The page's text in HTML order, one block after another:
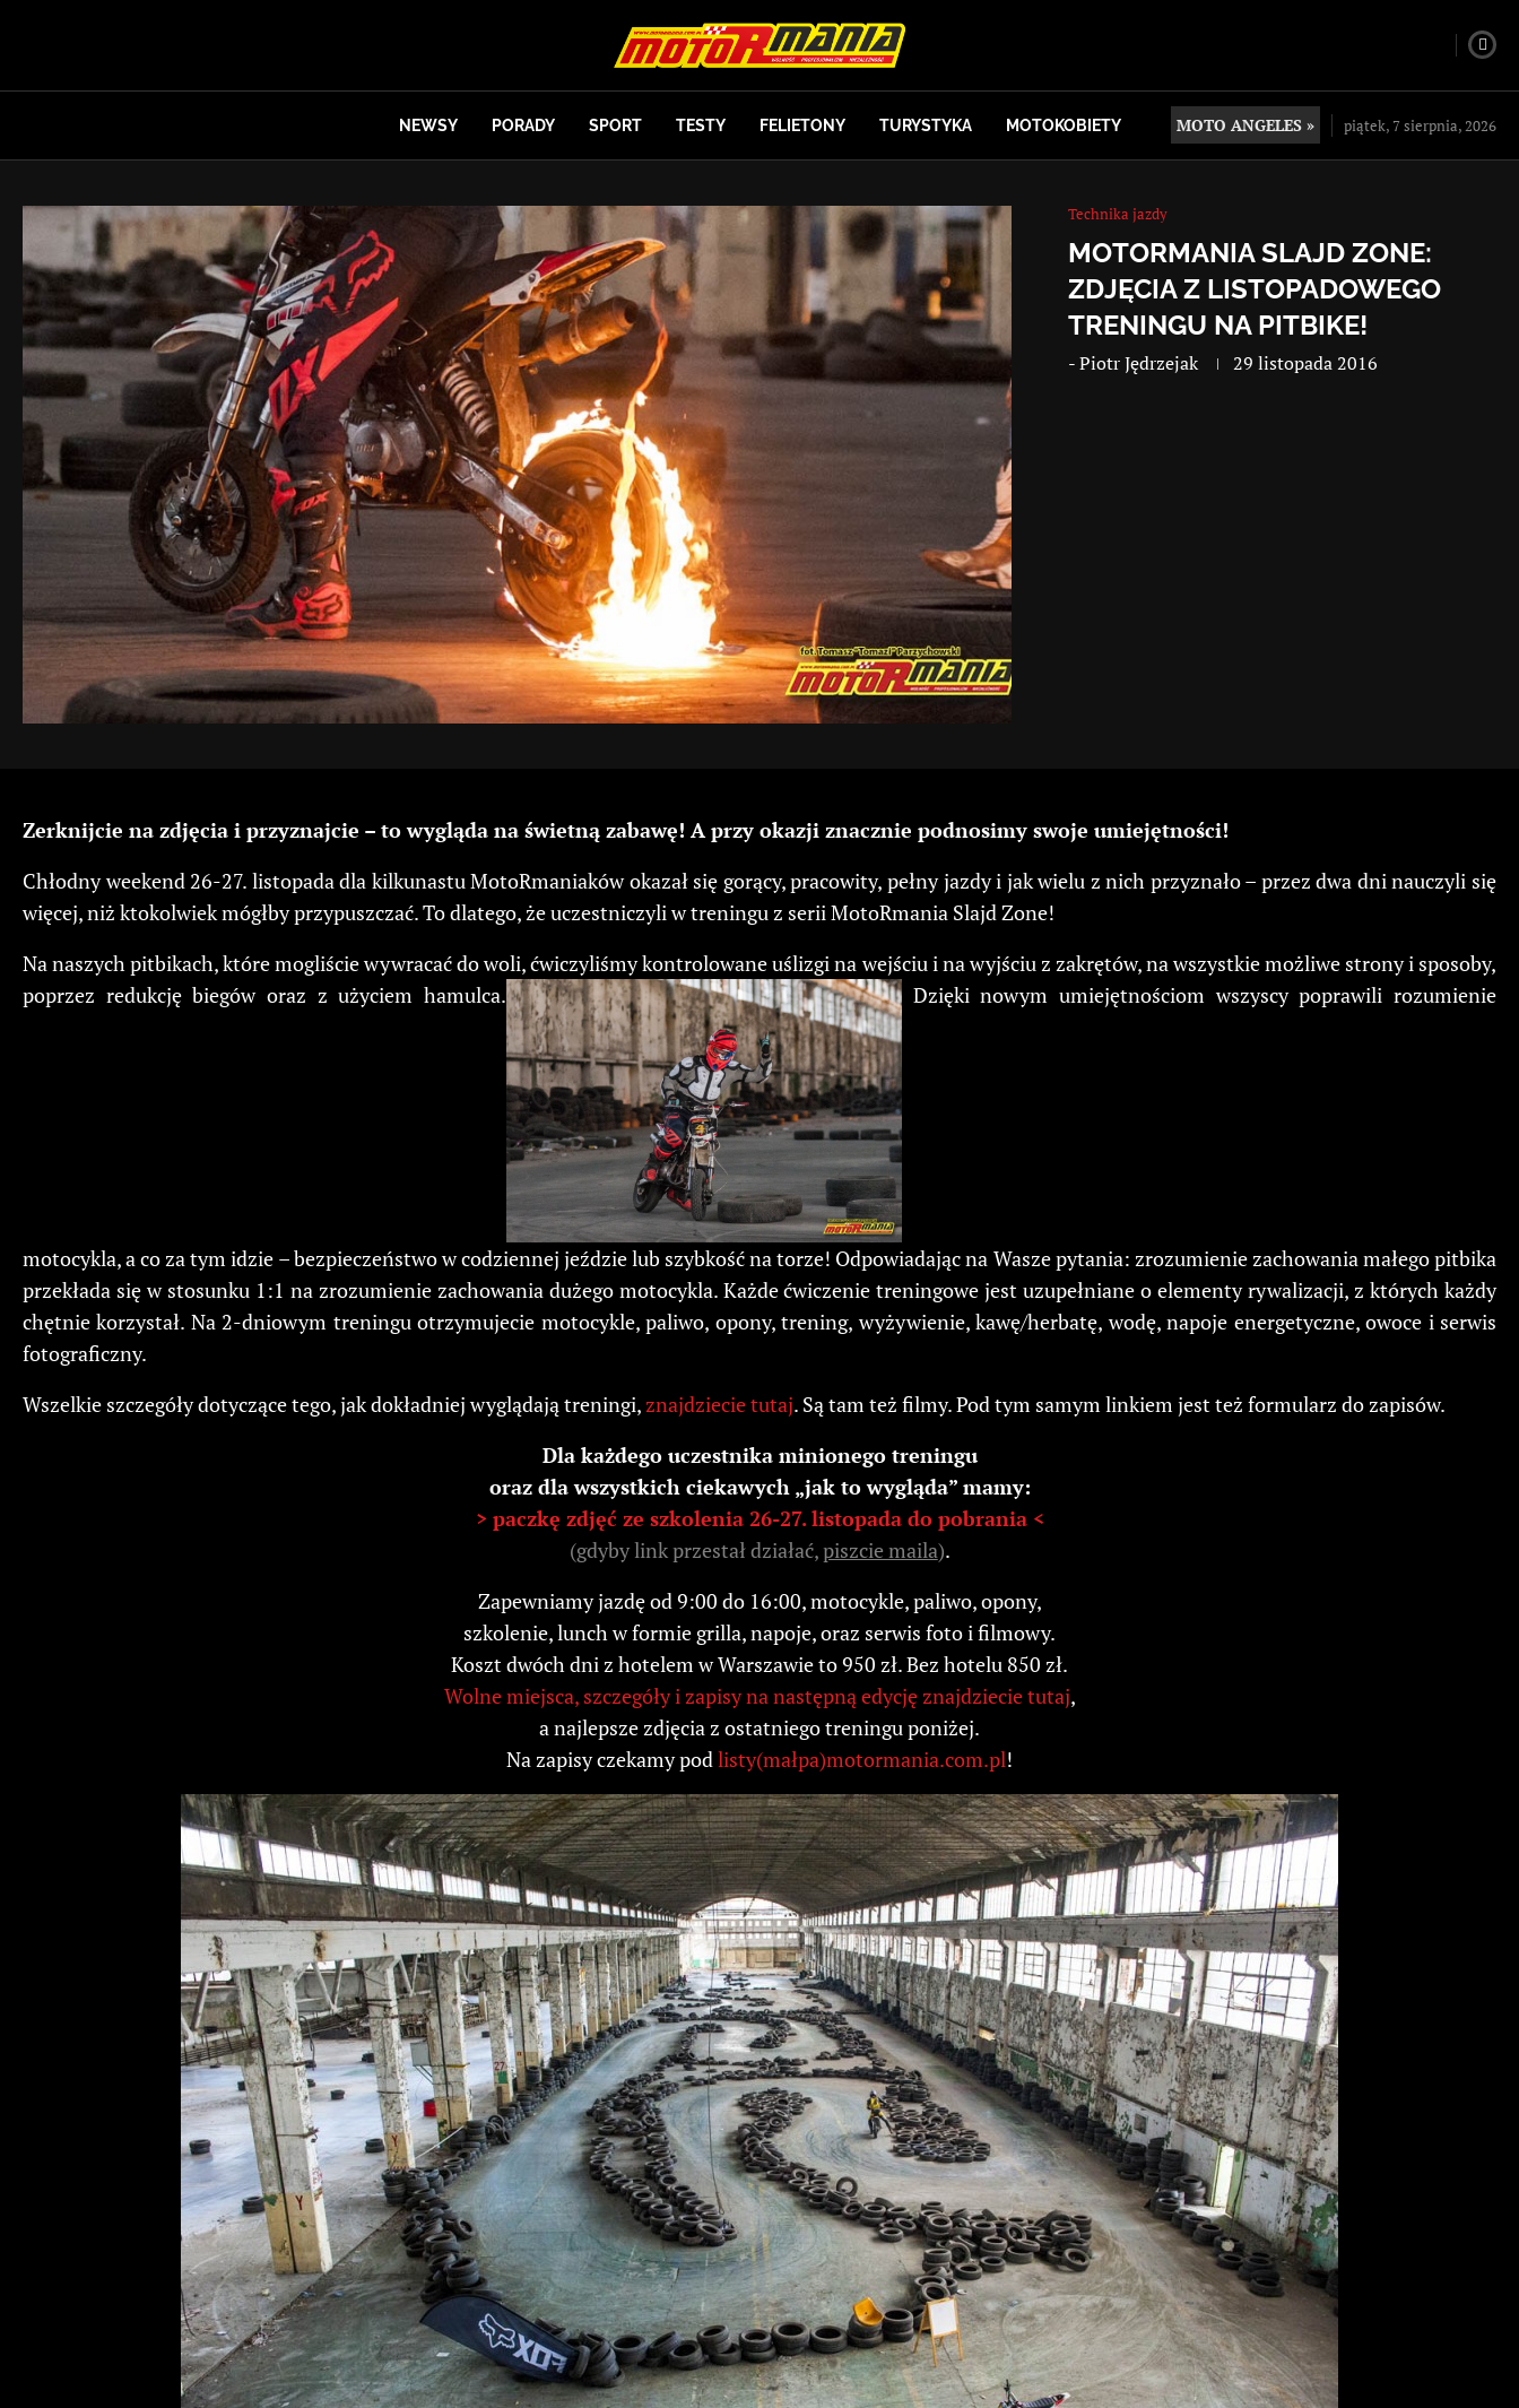
NEWSY PORADY SPORT TESTY FELIETONY TURYSTYKA MOTOKOBIETY MOTO ANGELES » piątek, 7 sierpnia, 2026
Technika jazdy
MOTORMANIA SLAJD ZONE:
ZDJĘCIA Z LISTOPADOWEGO
TRENINGU NA PITBIKE!
-Piotr Jędrzejak 29 listopada 2016
Zerknijcie na zdjęcia i przyznajcie – to wygląda na świetną zabawę! A przy okazji znacznie podnosimy swoje umiejętności!
Chłodny weekend 26-27. listopada dla kilkunastu MotoRmaniaków okazał się gorący, pracowity, pełny jazdy i jak wielu z nich przyznało – przez dwa dni nauczyli się
więcej, niż ktokolwiek mógłby przypuszczać. To dlatego, że uczestniczyli w treningu z serii MotoRmania Slajd Zone!
Na naszych pitbikach, które mogliście wywracać do woli, ćwiczyliśmy kontrolowane uślizgi na wejściu i na wyjściu z zakrętów, na wszystkie możliwe strony i sposoby,
poprzez redukcję biegów oraz z użyciem hamulca.
Dzięki nowym umiejętnościom wszyscy poprawili rozumienie
motocykla, a co za tym idzie – bezpieczeństwo w codziennej jeździe lub szybkość na torze! Odpowiadając na Wasze pytania: zrozumienie zachowania małego pitbika
przekłada się w stosunku 1:1 na zrozumienie zachowania dużego motocykla. Każde ćwiczenie treningowe jest uzupełniane o elementy rywalizacji, z których każdy
chętnie korzystał. Na 2-dniowym treningu otrzymujecie motocykle, paliwo, opony, trening, wyżywienie, kawę/herbatę, wodę, napoje energetyczne, owoce i serwis
fotograficzny.
Wszelkie szczegóły dotyczące tego, jak dokładniej wyglądają treningi, znajdziecie tutaj. Są tam też filmy. Pod tym samym linkiem jest też formularz do zapisów.
Dla każdego uczestnika minionego treningu
oraz dla wszystkich ciekawych „jak to wygląda” mamy:
> paczkę zdjęć ze szkolenia 26-27. listopada do pobrania <
(gdyby link przestał działać,piszcie maila).
Zapewniamy jazdę od 9:00 do 16:00, motocykle, paliwo, opony,
szkolenie, lunch w formie grilla, napoje, oraz serwis foto i filmowy.
Koszt dwóch dni z hotelem w Warszawie to 950 zł. Bez hotelu 850 zł.
Wolne miejsca, szczegóły i zapisy na następną edycję znajdziecie tutaj,
a najlepsze zdjęcia z ostatniego treningu poniżej.
Na zapisy czekamy pod listy(małpa)motormania.com.pl!